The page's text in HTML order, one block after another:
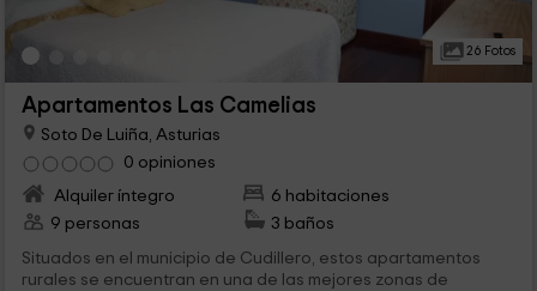
26 Fotos
Apartamentos Las Camelias
Soto De Luiña, Asturias
0 opiniones
Alquiler íntegro
6 habitaciones
9 personas
3 baños
Situados en el municipio de Cudillero, estos apartamentos
rurales se encuentran en una de las mejores zonas de